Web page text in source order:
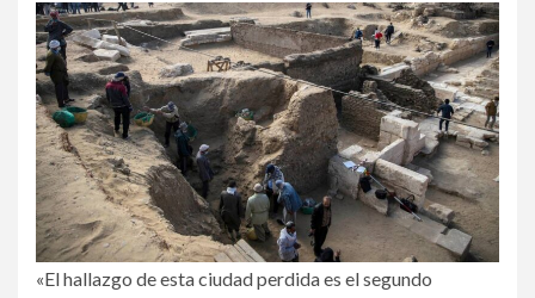
«El hallazgo de esta ciudad perdida es el segundo